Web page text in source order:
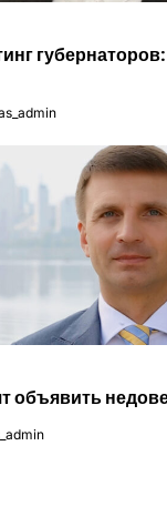
объявить